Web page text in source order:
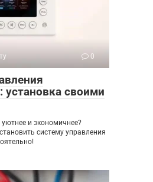
0
своими
и экономичнее?
систему управления